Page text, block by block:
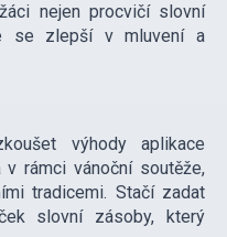
nejen procvičí slovní
se zlepší v mluvení a
výhody aplikace
v rámci vánoční soutěže,
tradicemi. Stačí zadat
slovní zásoby, který